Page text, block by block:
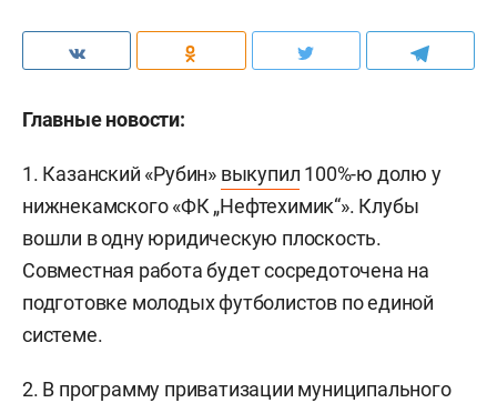
Главные новости:
1. Казанский «Рубин» выкупил 100%-ю долю у
нижнекамского «ФК „Нефтехимик“». Клубы
вошли в одну юридическую плоскость.
Совместная работа будет сосредоточена на
подготовке молодых футболистов по единой
системе.
2. В программу приватизации муниципального